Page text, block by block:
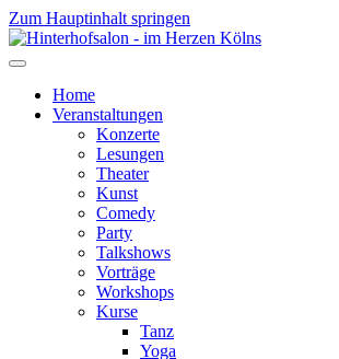
Zum Hauptinhalt springen
Home
Veranstaltungen
Konzerte
Lesungen
Theater
Kunst
Comedy
Party
Talkshows
Vorträge
Workshops
Kurse
Tanz
Yoga